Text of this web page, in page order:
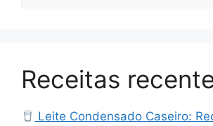
Receitas
Leite Condensado Caseiro: